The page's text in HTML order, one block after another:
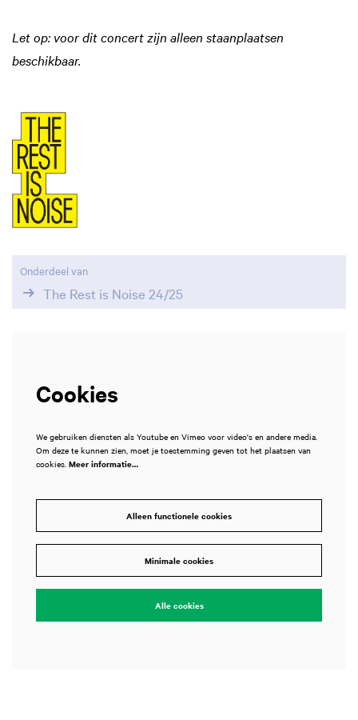
Let op: voor dit concert zijn alleen staanplaatsen
beschikbaar.
Onderdeel van
The Rest is Noise 24/25
Cookies
We gebruiken diensten als Youtube en Vimeo voor video's en andere media.
Om deze te kunnen zien, moet je toestemming geven tot het plaatsen van
cookies. Meer informatie…
Alleen functionele cookies
Minimale cookies
Alle cookies
Inzoomen